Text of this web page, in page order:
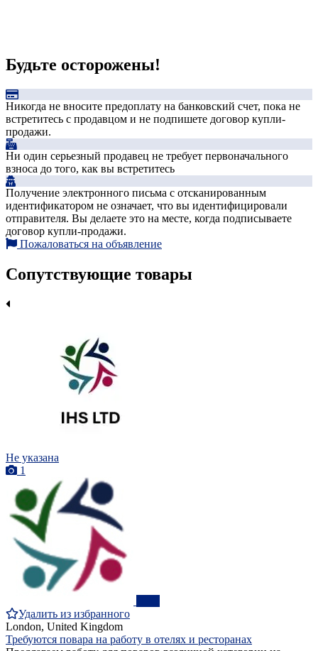
Будьте осторожены!
Никогда не вносите предоплату на банковский счет, пока не
встретитесь с продавцом и не подпишете договор купли-
продажи.
Ни один серьезный продавец не требует первоначального
взноса до того, как вы встретитесь
Получение электронного письма с отсканированным
идентификатором не означает, что вы идентифицировали
отправителя. Вы делаете это на месте, когда подписываете
договор купли-продажи.
Пожаловаться на объявление
Сопутствующие товары
Не указана
1
Удалить из избранного
London, United Kingdom
Требуются повара на работу в отелях и ресторанах